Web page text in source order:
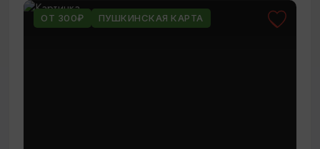
ОТ 300₽ ПУШКИНСКАЯ КАРТА